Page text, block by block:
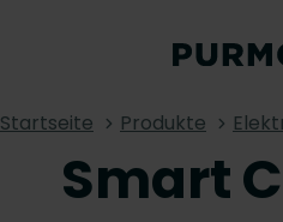
Startseite Produkte
Smart